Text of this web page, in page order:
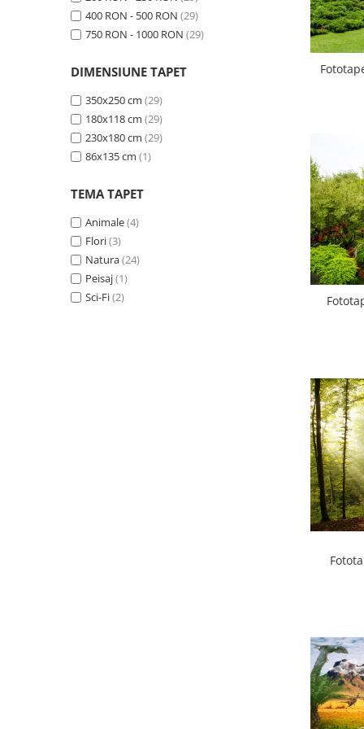
Sticker Harta Lumii
Stickere Cu Model Repetitiv
Stickere Pentru Bucatarie
Stickere pentru Usi
Stickere pentru Scari
Stickere Semnalistica
Stickere Panou Poze
400 RON - 500 RON (29)
750 RON - 1000 RON (29)
DIMENSIUNE TAPET
350x250 cm (29)
180x118 cm (29)
230x180 cm (29)
86x135 cm (1)
TEMA TAPET
Animale(4)
Flori(3)
Natura(24)
Peisaj(1)
Sci-Fi(2)